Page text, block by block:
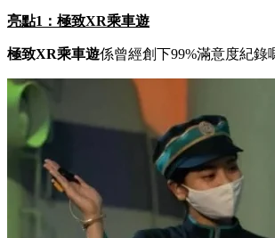
亮點1：極致XR乘車遊
極致XR乘車遊係曾經創下99%滿意度紀錄